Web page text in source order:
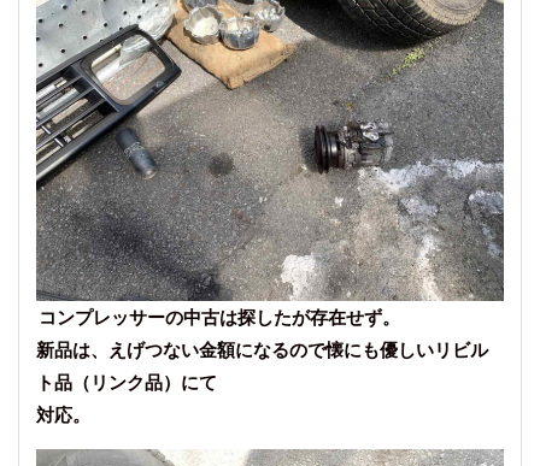
コンプレッサーの中古は探したが存在せず。
新品は、えげつない金額になるので懐にも優しいリビル
ト品（リンク品）にて
対応。